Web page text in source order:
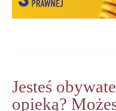
Jesteś
opieką?